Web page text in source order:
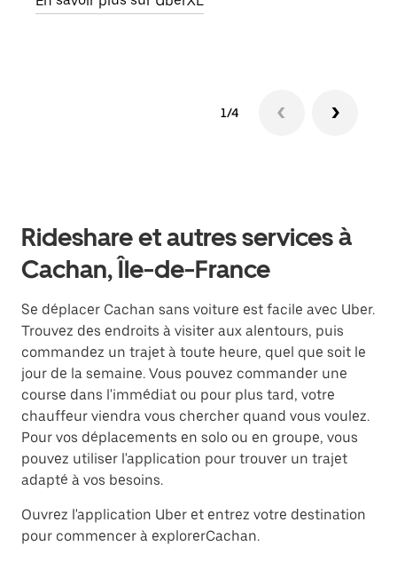
1/4
Rideshare et autres services à
Cachan, Île-de-France
Se déplacer Cachan sans voiture est facile avec Uber.
Trouvez des endroits à visiter aux alentours, puis
commandez un trajet à toute heure, quel que soit le
jour de la semaine. Vous pouvez commander une
course dans l'immédiat ou pour plus tard, votre
chauffeur viendra vous chercher quand vous voulez.
Pour vos déplacements en solo ou en groupe, vous
pouvez utiliser l'application pour trouver un trajet
adapté à vos besoins.
Ouvrez l'application Uber et entrez votre destination
pour commencer à explorerCachan.